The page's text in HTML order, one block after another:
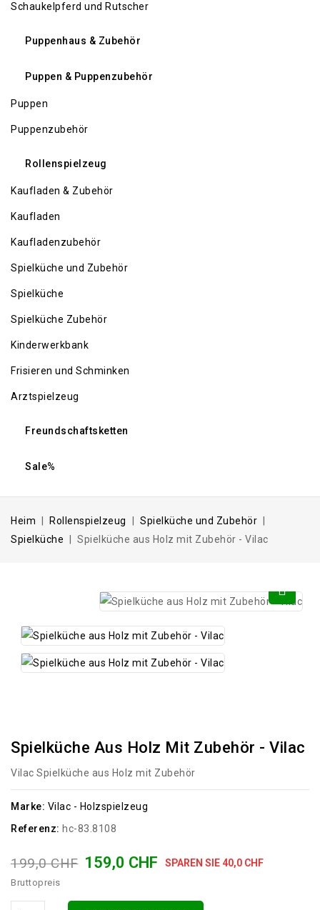
Schaukelpferd und Rutscher
Puppenhaus & Zubehör
Puppen & Puppenzubehör
Puppen
Puppenzubehör
Rollenspielzeug
Kaufladen & Zubehör
Kaufladen
Kaufladenzubehör
Spielküche und Zubehör
Spielküche
Spielküche Zubehör
Kinderwerkbank
Frisieren und Schminken
Arztspielzeug
Freundschaftsketten
Sale%
Heim Rollenspielzeug
Spielküche und Zubehör
Spielküche
Spielküche aus Holz mit Zubehör - Vilac
Spielküche Aus Holz Mit Zubehör - Vilac
Vilac Spielküche aus Holz mit Zubehör
Marke: Vilac - Holzspielzeug
Referenz: hc-83.8108
199,0 CHF 159,0 CHF SPAREN SIE 40,0 CHF
Bruttopreis